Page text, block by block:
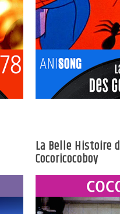
La Belle Histoire
Cocoricocoboy